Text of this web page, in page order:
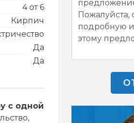
4 от 6
Кирпич
Да
Да
с одной